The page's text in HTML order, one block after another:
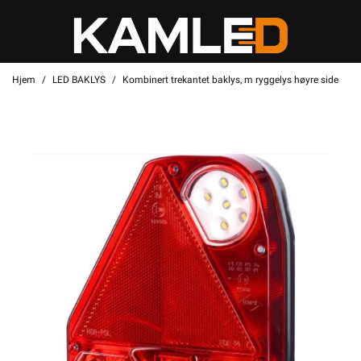
Hjem LED BAKLYS Kombinert trekantet baklys, m ryggelys høyre side